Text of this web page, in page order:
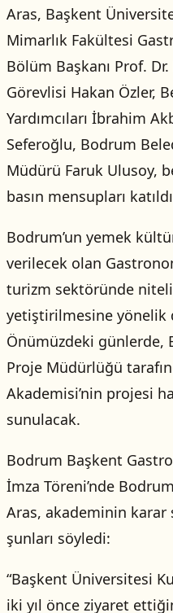
Aras, Başkent
Mimarlık Fakültesi
Bölüm Başkanı Prof.
Görevlisi Hakan Özler,
Yardımcıları İbrahim
Seferoğlu, Bodrum
Müdürü Faruk Ulusoy,
basın mensupları
Bodrum’un yemek
verilecek olan
turizm sektöründe
yetiştirilmesine yönelik
Önümüzdeki günlerde,
Proje Müdürlüğü
Akademisi’nin projesi
sunulacak.
Bodrum Başkent
İmza Töreni’nde
Aras, akademinin karar
şunları söyledi:
“Başkent Üniversitesi
iki yıl önce ziyaret